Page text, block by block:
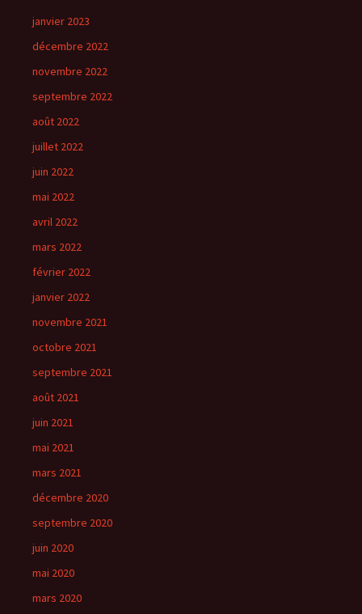
janvier 2023
décembre 2022
novembre 2022
septembre 2022
août 2022
juillet 2022
juin 2022
mai 2022
avril 2022
mars 2022
février 2022
janvier 2022
novembre 2021
octobre 2021
septembre 2021
août 2021
juin 2021
mai 2021
mars 2021
décembre 2020
septembre 2020
juin 2020
mai 2020
mars 2020